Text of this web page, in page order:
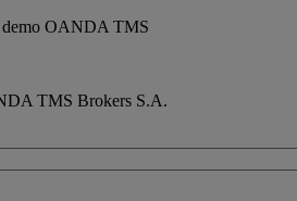
demo OANDA TMS
TMS Brokers S.A.